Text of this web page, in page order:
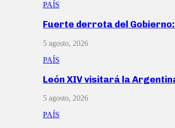
PAÍS
Fuerte derrota del
5 agosto, 2026
PAÍS
León XIV visitará la
5 agosto, 2026
PAÍS